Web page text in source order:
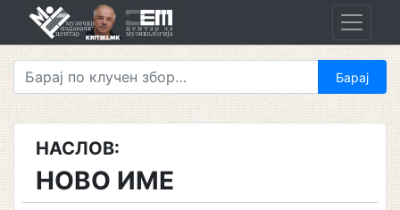
НАСЛОВ:
НОВО ИМЕ